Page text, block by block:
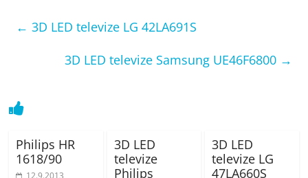
bazény
← 3D LED televize LG 42LA691S
3D LED televize Samsung UE46F6800 →
Philips HR
1618/90
12.9.2013
3D LED
televize
Philips
3D LED
televize LG
47LA660S